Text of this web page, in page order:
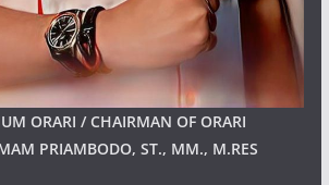
ORARI / CHAIRMAN OF ORARI
PRIAMBODO, ST., MM., M.RES